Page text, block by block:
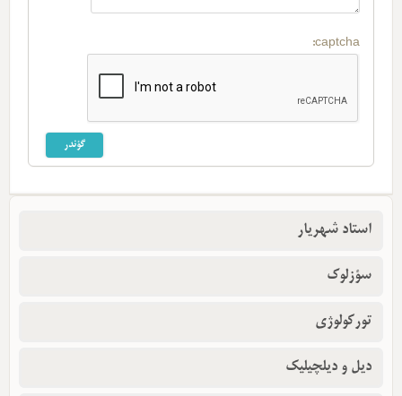
captcha:
استاد شهریار
سؤزلوک
تورکولوژی
دیل و دیلچیلیک